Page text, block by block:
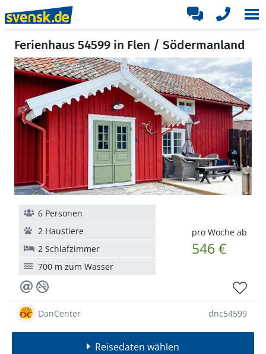
Ferienhaus 54599 in Flen / Södermanland
pro Woche ab
546 €
6 Personen
2 Haustiere
2 Schlafzimmer
700 m zum Wasser
DanCenter dnc54599
Reisedaten wählen